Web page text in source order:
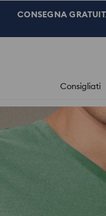
CONSEGNA
Consigliati